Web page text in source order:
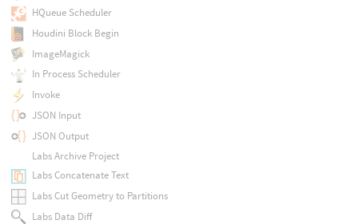
HQueue Scheduler
Houdini Block Begin
ImageMagick
In Process Scheduler
Invoke
JSON Input
JSON Output
Labs Archive Project
Labs Concatenate Text
Labs Cut Geometry to Partitions
Labs Data Diff